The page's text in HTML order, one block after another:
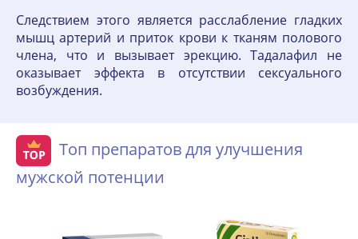
Следствием этого является расслабление гладких
мышц артерий и приток крови к тканям полового
члена, что и вызывает эрекцию. Тадалафил не
оказывает эффекта в отсутствии сексуального
возбуждения.
Топ препаратов для улучшения
мужской потенции